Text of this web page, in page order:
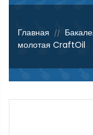
;
Главная
//
молотая CraftOil